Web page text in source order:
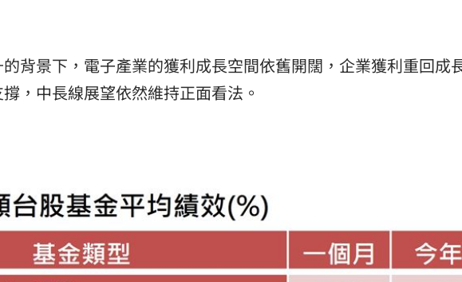
背景下，電子產業的獲利成長空間依舊開闊，企業獲利重回成
，中長線展望依然維持正面看法。